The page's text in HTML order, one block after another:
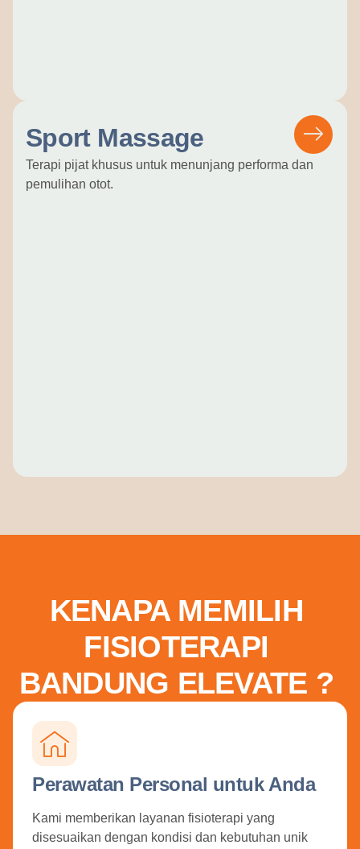
Sport Massage
Terapi pijat khusus untuk menunjang performa dan
pemulihan otot.
KENAPA MEMILIH
FISIOTERAPI
BANDUNG ELEVATE ?
Perawatan Personal untuk Anda
Kami memberikan layanan fisioterapi yang
disesuaikan dengan kondisi dan kebutuhan unik